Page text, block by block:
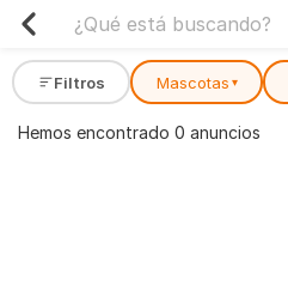
Filtros Mascotas ▾
Hemos encontrado 0 anuncios